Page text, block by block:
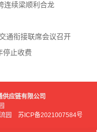
连续梁顺利合龙
通衔接联席会议召开
停止收费
供应链有限公司
流园 苏ICP备2021007584号